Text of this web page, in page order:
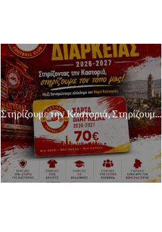
Στηρίζουμε την Καστοριά, Στηρίζουμ...